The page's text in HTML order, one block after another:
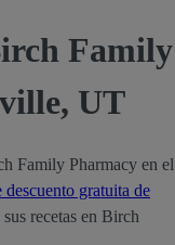
Family
UT
Family Pharmacy en el
descuento gratuita de
recetas en Birch